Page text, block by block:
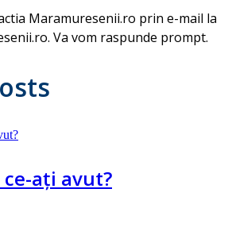
Maramuresenii.ro prin e-mail la
Va vom raspunde prompt.
ați avut?